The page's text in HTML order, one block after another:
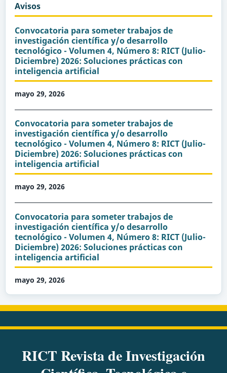
Avisos
Convocatoria para someter trabajos de
investigación científica y/o desarrollo
tecnológico - Volumen 4, Número 8: RICT (Julio-
Diciembre) 2026: Soluciones prácticas con
inteligencia artificial
mayo 29, 2026
Convocatoria para someter trabajos de
investigación científica y/o desarrollo
tecnológico - Volumen 4, Número 8: RICT (Julio-
Diciembre) 2026: Soluciones prácticas con
inteligencia artificial
mayo 29, 2026
Convocatoria para someter trabajos de
investigación científica y/o desarrollo
tecnológico - Volumen 4, Número 8: RICT (Julio-
Diciembre) 2026: Soluciones prácticas con
inteligencia artificial
mayo 29, 2026
RICT Revista de Investigación